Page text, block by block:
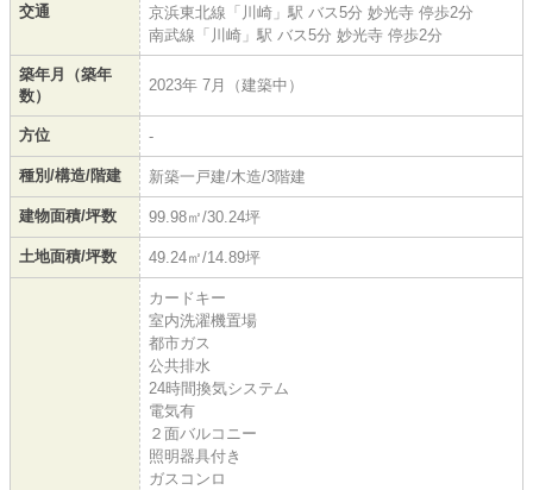
交通
京浜東北線「川崎」駅 バス5分 妙光寺 停歩2分
南武線「川崎」駅 バス5分 妙光寺 停歩2分
築年月（築年
数）
2023年 7月（建築中）
方位 -
種別/構造/階建 新築一戸建/木造/3階建
建物面積/坪数 99.98㎡/30.24坪
土地面積/坪数 49.24㎡/14.89坪
カードキー
室内洗濯機置場
都市ガス
公共排水
24時間換気システム
電気有
２面バルコニー
照明器具付き
ガスコンロ